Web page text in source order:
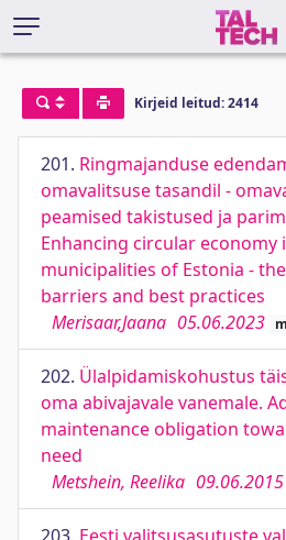
Kirjeid leitud: 2414
201. Ringmajanduse
omavalitsuse tasandil -
peamised takistused ja
Enhancing circular economy
municipalities of Estonia -
barriers and best practices
Merisaar,Jaana 05.06.2023
202. Ülalpidamiskohustus
oma abivajavale vanemale.
maintenance obligation
need
Metshein, Reelika 09.06.2015